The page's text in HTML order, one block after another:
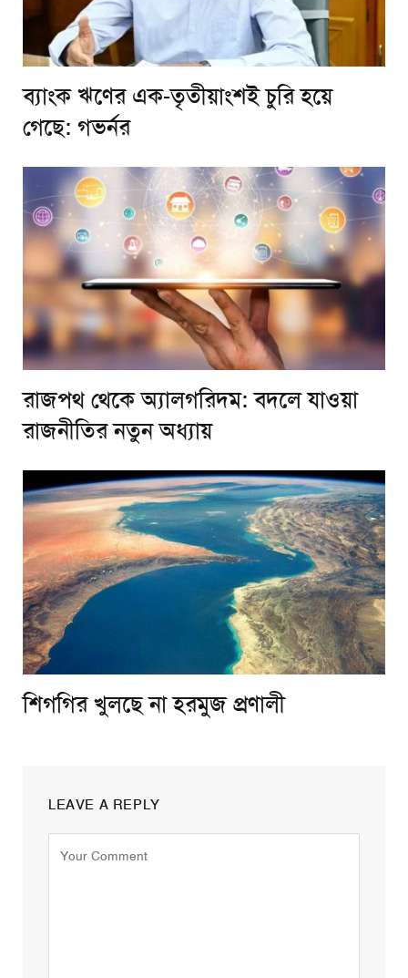
ব্যাংক ঋণের এক-তৃতীয়াংশই চুরি হয়ে
গেছে: গভর্নর
রাজপথ থেকে অ্যালগরিদম: বদলে যাওয়া
রাজনীতির নতুন অধ্যায়
শিগগির খুলছে না হরমুজ প্রণালী
LEAVE A REPLY